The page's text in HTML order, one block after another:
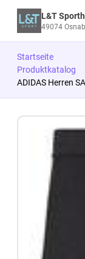
L&T
49074
Startseite
Produktkatalog
ADIDAS Herren